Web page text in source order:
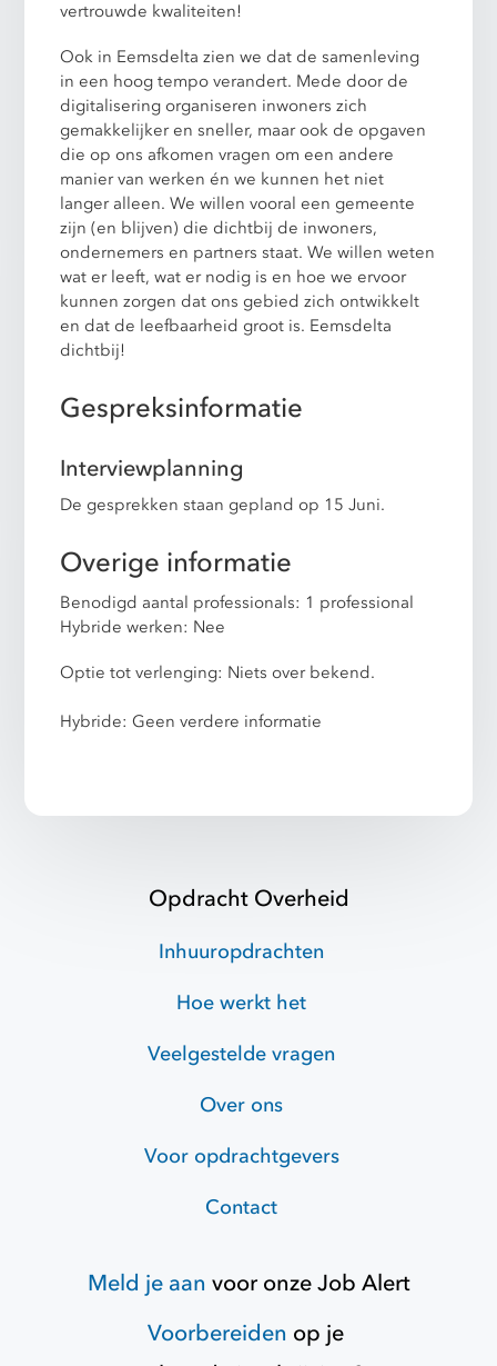
vertrouwde kwaliteiten!
Ook in Eemsdelta zien we dat de samenleving
in een hoog tempo verandert. Mede door de
digitalisering organiseren inwoners zich
gemakkelijker en sneller, maar ook de opgaven
die op ons afkomen vragen om een andere
manier van werken én we kunnen het niet
langer alleen. We willen vooral een gemeente
zijn (en blijven) die dichtbij de inwoners,
ondernemers en partners staat. We willen weten
wat er leeft, wat er nodig is en hoe we ervoor
kunnen zorgen dat ons gebied zich ontwikkelt
en dat de leefbaarheid groot is. Eemsdelta
dichtbij!
Gespreksinformatie
Interviewplanning
De gesprekken staan gepland op 15 Juni.
Overige informatie
Benodigd aantal professionals: 1 professional
Hybride werken: Nee
Optie tot verlenging: Niets over bekend.
Hybride: Geen verdere informatie
Opdracht Overheid
Inhuuropdrachten
Hoe werkt het
Veelgestelde vragen
Over ons
Voor opdrachtgevers
Contact
Meld je aan voor onzeJob Alert
Voorbereiden op je